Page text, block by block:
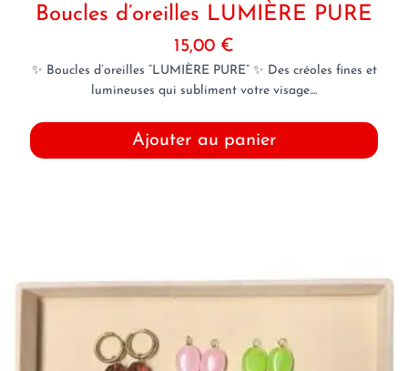
Boucles d’oreilles LUMIÈRE PURE
15,00 €
✨ Boucles d’oreilles “LUMIÈRE PURE” ✨ Des créoles fines et
lumineuses qui subliment votre visage....
Ajouter au panier